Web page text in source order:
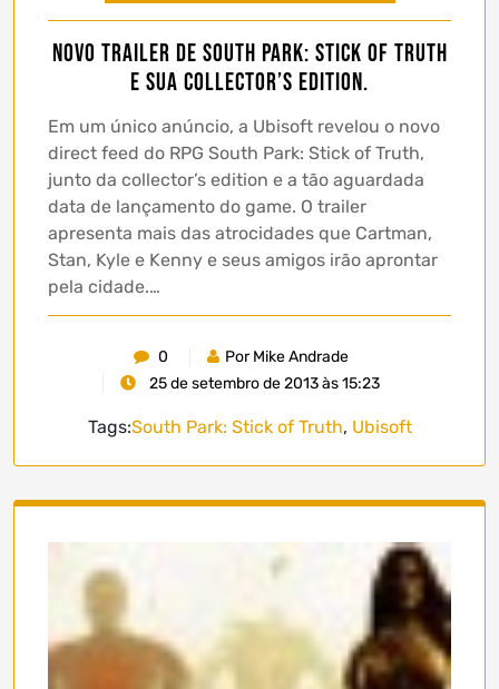
Novo trailer de South Park: Stick of Truth
e sua Collector’s Edition.
Em um único anúncio, a Ubisoft revelou o novo
direct feed do RPG South Park: Stick of Truth,
junto da collector’s edition e a tão aguardada
data de lançamento do game. O trailer
apresenta mais das atrocidades que Cartman,
Stan, Kyle e Kenny e seus amigos irão aprontar
pela cidade.…
0
Por Mike Andrade
25 de setembro de 2013 às 15:23
Tags:South Park: Stick of Truth, Ubisoft